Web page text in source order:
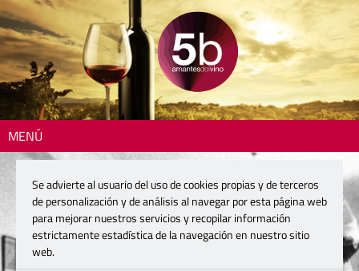
MENÚ
Se advierte al usuario del uso de cookies propias y de terceros
de personalización y de análisis al navegar por esta página web
para mejorar nuestros servicios y recopilar información
estrictamente estadística de la navegación en nuestro sitio
web.